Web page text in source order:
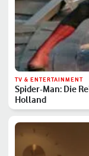
TV & ENTERTAINMENT
Spider-Man: Die
Holland